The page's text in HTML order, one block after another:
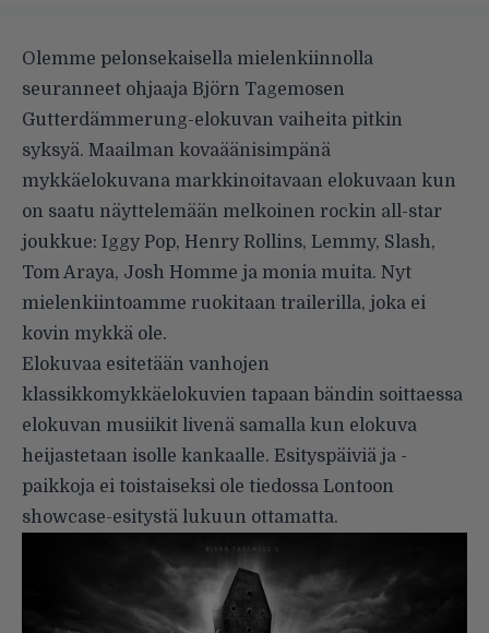
Olemme pelonsekaisella mielenkiinnolla
seuranneet ohjaaja Björn Tagemosen
Gutterdämmerung-elokuvan vaiheita pitkin
syksyä. Maailman kovaäänisimpänä
mykkäelokuvana markkinoitavaan elokuvaan kun
on saatu näyttelemään melkoinen rockin all-star
joukkue: Iggy Pop, Henry Rollins, Lemmy, Slash,
Tom Araya, Josh Homme ja monia muita. Nyt
mielenkiintoamme ruokitaan trailerilla, joka ei
kovin mykkä ole.
Elokuvaa esitetään vanhojen
klassikkomykkäelokuvien tapaan bändin soittaessa
elokuvan musiikit livenä samalla kun elokuva
heijastetaan isolle kankaalle. Esityspäiviä ja -
paikkoja ei toistaiseksi ole tiedossa Lontoon
showcase-esitystä lukuun ottamatta.